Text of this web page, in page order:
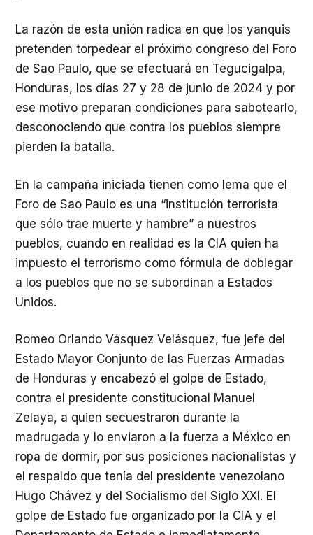
La razón de esta unión radica en que los yanquis
pretenden torpedear el próximo congreso del Foro
de Sao Paulo, que se efectuará en Tegucigalpa,
Honduras, los días 27 y 28 de junio de 2024 y por
ese motivo preparan condiciones para sabotearlo,
desconociendo que contra los pueblos siempre
pierden la batalla.
En la campaña iniciada tienen como lema que el
Foro de Sao Paulo es una “institución terrorista
que sólo trae muerte y hambre” a nuestros
pueblos, cuando en realidad es la CIA quien ha
impuesto el terrorismo como fórmula de doblegar
a los pueblos que no se subordinan a Estados
Unidos.
Romeo Orlando Vásquez Velásquez, fue jefe del
Estado Mayor Conjunto de las Fuerzas Armadas
de Honduras y encabezó el golpe de Estado,
contra el presidente constitucional Manuel
Zelaya, a quien secuestraron durante la
madrugada y lo enviaron a la fuerza a México en
ropa de dormir, por sus posiciones nacionalistas y
el respaldo que tenía del presidente venezolano
Hugo Chávez y del Socialismo del Siglo XXI. El
golpe de Estado fue organizado por la CIA y el